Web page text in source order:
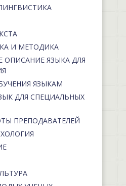
И МЕТОДИКА
ОПИСАНИЕ ЯЗЫКА ДЛЯ
ЯЗЫКАМ
ДЛЯ СПЕЦИАЛЬНЫХ
ПРЕПОДАВАТЕЛЕЙ